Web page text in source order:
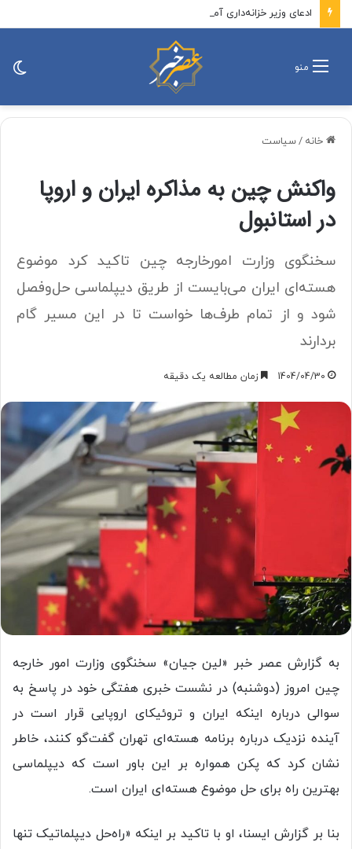
منو
خانه /سیاست
واکنش چین به مذاکره ایران و اروپا
در استانبول
سخنگوی وزارت امورخارجه چین تاکید کرد موضوع
هسته‌ای ایران می‌بایست از طریق دیپلماسی حل‌وفصل
شود و از تمام طرف‌ها خواست تا در این مسیر گام
بردارند
1404/04/30 زمان مطالعه یک دقیقه
به گزارش عصر خبر «لین جیان» سخنگوی وزارت امور خارجه
چین امروز (دوشنبه) در نشست خبری هفتگی خود در پاسخ به
سوالی درباره اینکه ایران و تروئیکای اروپایی قرار است در
آینده نزدیک درباره برنامه هسته‌ای تهران گفت‌گو کنند، خاطر
نشان کرد که پکن همواره بر این باور است که دیپلماسی
بهترین راه برای حل موضوع هسته‌ای ایران است.
بنا بر گزارش ایسنا، او با تاکید بر اینکه «راه‌حل دیپلماتیک تنها